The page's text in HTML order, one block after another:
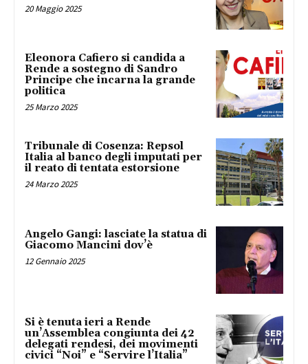
20 Maggio 2025
Eleonora Cafiero si candida a
Rende a sostegno di Sandro
Principe che incarna la grande
politica
25 Marzo 2025
Tribunale di Cosenza: Repsol
Italia al banco degli imputati per
il reato di tentata estorsione
24 Marzo 2025
Angelo Gangi: lasciate la statua di
Giacomo Mancini dov’è
12 Gennaio 2025
Si è tenuta ieri a Rende
un’Assemblea congiunta dei 42
delegati rendesi, dei movimenti
civici “Noi” e “Servire l’Italia”